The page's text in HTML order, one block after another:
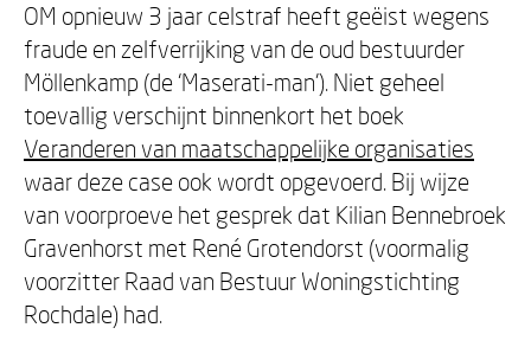
OM opnieuw 3 jaar celstraf heeft geëist wegens
fraude en zelfverrijking van de oud bestuurder
Möllenkamp (de ‘Maserati-man’). Niet geheel
toevallig verschijnt binnenkort het boek
Veranderen van maatschappelijke organisaties
waar deze case ook wordt opgevoerd. Bij wijze
van voorproeve het gesprek dat Kilian Bennebroek
Gravenhorst met René Grotendorst (voormalig
voorzitter Raad van Bestuur Woningstichting
Rochdale) had.